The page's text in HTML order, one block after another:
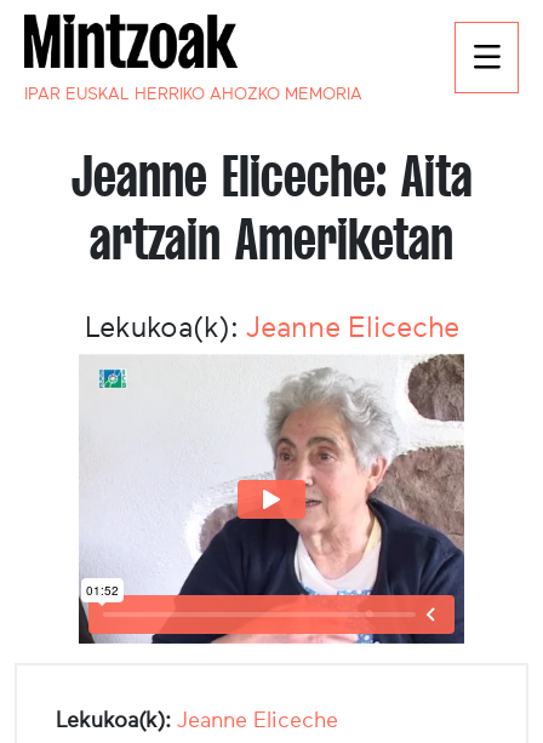
IPAR EUSKAL HERRIKO AHOZKO MEMORIA
Jeanne Eliceche: Aita
artzain Ameriketan
Lekukoa(k): Jeanne Eliceche
Lekukoa(k): Jeanne Eliceche